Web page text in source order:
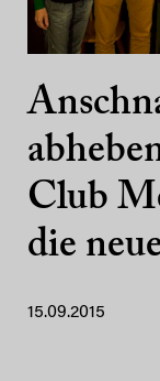
Club
die
15.09.2015